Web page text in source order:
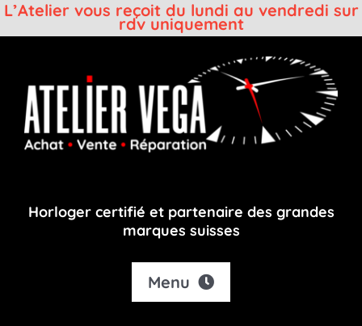
L’Atelier vous reçoit du lundi au vendredi sur
rdv uniquement
contenu
Horloger certifié et partenaire des grandes
marques suisses
Menu